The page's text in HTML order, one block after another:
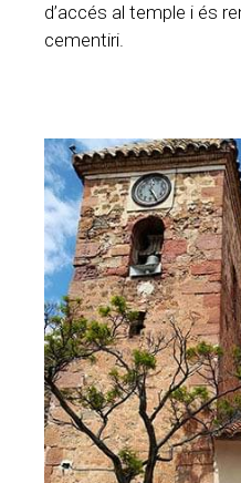
d’accés al temple i és
cementiri.